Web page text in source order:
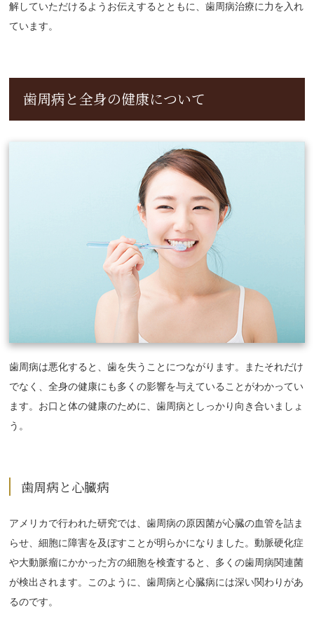
解していただけるようお伝えするとともに、歯周病治療に力を入れ
ています。
歯周病と全身の健康について
歯周病は悪化すると、歯を失うことにつながります。またそれだけ
でなく、全身の健康にも多くの影響を与えていることがわかってい
ます。お口と体の健康のために、歯周病としっかり向き合いましょ
う。
歯周病と心臓病
アメリカで行われた研究では、歯周病の原因菌が心臓の血管を詰ま
らせ、細胞に障害を及ぼすことが明らかになりました。動脈硬化症
や大動脈瘤にかかった方の細胞を検査すると、多くの歯周病関連菌
が検出されます。このように、歯周病と心臓病には深い関わりがあ
るのです。